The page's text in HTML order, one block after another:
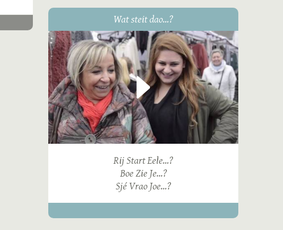
Wat steit dao...?
Rij Start Eele...?
Boe Zie Je...?
Sjé Vrao Joe...?